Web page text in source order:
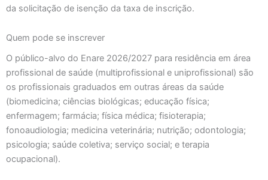
da solicitação de isenção da taxa de inscrição.
Quem pode se inscrever
O público-alvo do Enare 2026/2027 para residência em área
profissional de saúde (multiprofissional e uniprofissional) são
os profissionais graduados em outras áreas da saúde
(biomedicina; ciências biológicas; educação física;
enfermagem; farmácia; física médica; fisioterapia;
fonoaudiologia; medicina veterinária; nutrição; odontologia;
psicologia; saúde coletiva; serviço social; e terapia
ocupacional).